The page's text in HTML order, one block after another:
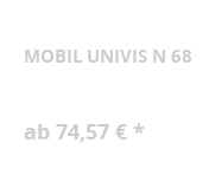
MOBIL UNIVIS N 68
ab 74,57 € *